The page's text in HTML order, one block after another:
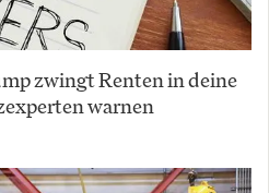
zwingt Renten in deine
warnen